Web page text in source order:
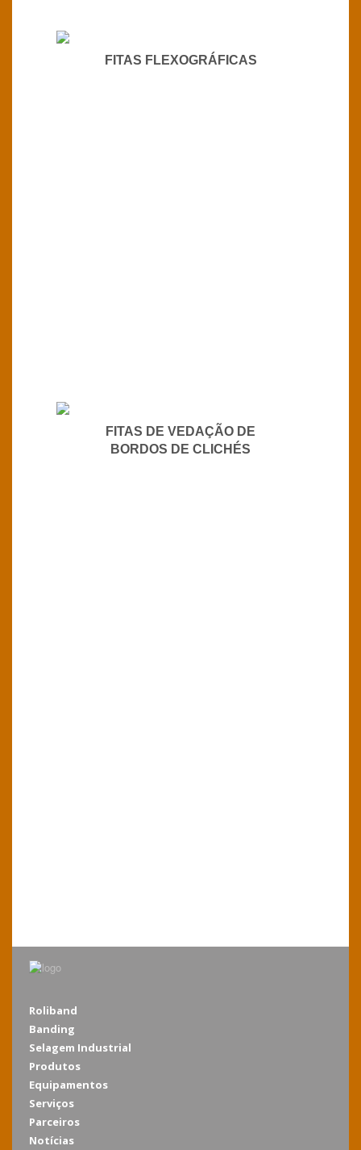
FITAS FLEXOGRÁFICAS
FITAS DE VEDAÇÃO DE
BORDOS DE CLICHÉS
Roliband
Banding
Selagem Industrial
Produtos
Equipamentos
Serviços
Parceiros
Notícias